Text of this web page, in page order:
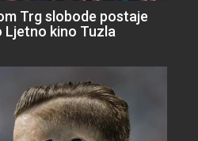
Trg slobode postaje
Ljetno kino Tuzla